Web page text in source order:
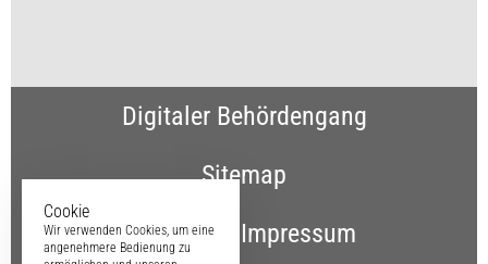
Digitaler Behördengang
Sitemap
Kontakt & Impressum
Cookie
Wir verwenden Cookies, um eine
angenehmere Bedienung zu